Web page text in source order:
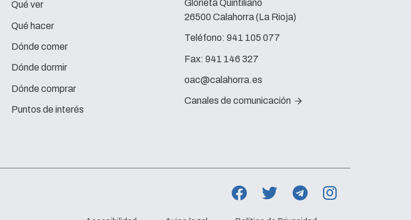
Qué ver
Qué hacer
Dónde comer
Dónde dormir
Dónde comprar
Puntos de interés
Glorieta Quintiliano
26500 Calahorra (La Rioja)
Teléfono: 941 105 077
Fax: 941 146 327
oac@calahorra.es
Canales de comunicación